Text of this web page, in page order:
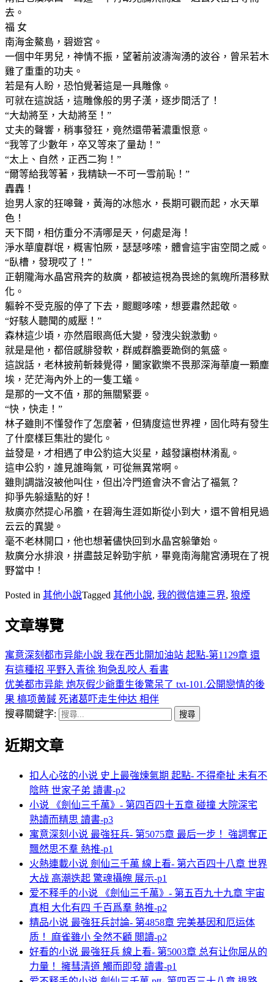
去。
福 女
南海金鰲島，碧遊宮。
一個中年男兒，神情不振，望著前波濤洶湧的波谷，曾呆若木
雞了重重的功夫。
若是有人盼，恐怕覺著這是一具雕像。
可就在這說話，這雕像般的男子漢，逐步間活了！
“大劫將至，大劫將至！”
丈夫的聲響，稍事發狂，竟然還帶著濃重恨意。
“我等了少數年，卒又等來了量劫！”
“太上、自然，正西二狗！”
“爾等給我等著，我精缺一不可一雪前恥！”
轟轟！
迨男人家的狂嗥聲，黃海的冰態水，長期可觀而起，水天單
色！
天下間，相仿重分不清哪是天，何處是海！
淨水華廈群氓，概害怕厥，瑟瑟哆嗦，體會這宇宙空間之威。
“臥槽，發現哎了！”
正朝隴海水晶宮飛奔的敖廣，都被這視為畏途的氣魄所潛移默
化。
軀幹不受克服的停了下去，颼颼哆嗦，想要肅然起敬。
“好駭人聽聞的威壓！”
森林這少頃，亦然眉眼高低大變，發洩尖銳激動。
就是是他，都倍感腓發軟，群威群膽要跪倒的氣盛。
這說話，老林披荊斬棘覺得，闔家歡樂不畏那深海華廈一顆塵
埃，茫茫海內外上的一隻工蟻。
是那的一文不值，那的無關緊要。
“快，快走！”
林子雖則不懂發作了怎麼著，但猜度這世界裡，固化時有發生
了什麼樣巨集壯的變化。
益發是，才相遇了申公豹這大災星，越發讓樹林淆亂。
這申公豹，誰見誰晦氣，可從無異常啊。
雖則調諧沒被他叫住，但出冷門道會決不會沾了福氣？
抑爭先躲遠點的好！
敖廣亦然提心吊膽，在碧海生涯如斯從小到大，還不曾相見過
云云的異變。
毫不老林開口，他也想著儘快回到水晶宮躲肇始。
敖廣分水排浪，拼盡鼓足幹勁宇航，畢竟南海龍宮湧現在了視
野當中！
Posted in 其他小說Tagged 其他小說, 我的微信連三界, 狼煙
文章導覽
寓意深刻都市异能小說 我在西北開加油站 起點-第1129章 還
有這種招 平野入青徐 狗急乱咬人 看書
优美都市异能 炮灰假少爺重生後驚呆了 txt-101.公開戀情的後
果 槁项黄馘 死诸葛吓走生仲达 相伴
搜尋關鍵字:
近期文章
扣人心弦的小说 史上最強煉氣期 起點- 不得牵扯 未有不
陰時 世家子弟 讀書-p2
小说 《劍仙三千萬》- 第四百四十五章 碰撞 大院深宅
熟讀而精思 讀書-p3
寓意深刻小说 最強狂兵- 第5075章 最后一步！ 強詞奪正
飄然思不羣 熱推-p1
火熱連載小说 劍仙三千萬 線上看- 第六百四十八章 世界
大战 高潮迭起 驚魂攝魄 展示-p1
爱不释手的小说 《劍仙三千萬》- 第五百九十九章 宇宙
真相 大化有四 千百爲羣 熱推-p2
精品小说 最強狂兵討論- 第4858章 完美基因和厄运体
质！ 麻雀雖小 全然不顧 閲讀-p2
好看的小说 最強狂兵 線上看- 第5003章 总有让你屈从的
力量！ 擁彗清道 觸而即發 讀書-p1